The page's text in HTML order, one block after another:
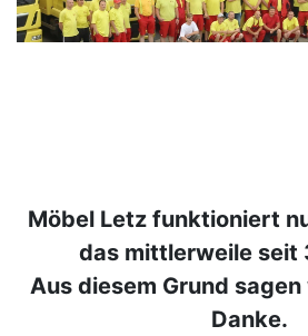
Möbel Letz funktioniert
das mittlerweile seit
Aus diesem Grund
Danke.
Deals